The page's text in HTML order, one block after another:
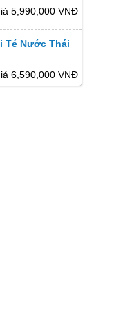
5,990,000 VNĐ
Té Nước Thái
6,590,000 VNĐ